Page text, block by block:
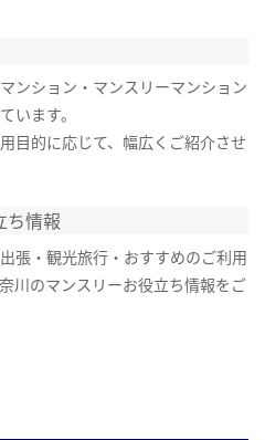
ンション・マンスリーマンション
います。
目的に応じて、幅広くご紹介させ
ち情報
張・観光旅行・おすすめのご利用
川のマンスリーお役立ち情報をご